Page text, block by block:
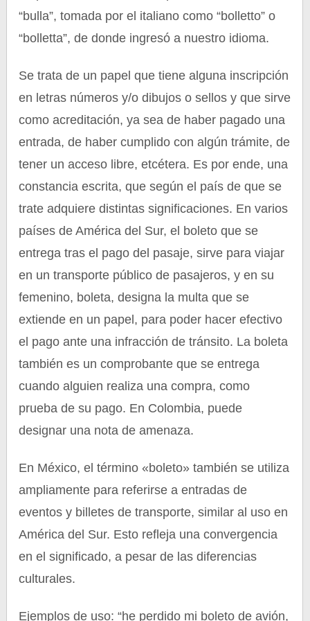
“bulla”, tomada por el italiano como “bolletto” o
“bolletta”, de donde ingresó a nuestro idioma.
Se trata de un papel que tiene alguna inscripción
en letras números y/o dibujos o sellos y que sirve
como acreditación, ya sea de haber pagado una
entrada, de haber cumplido con algún trámite, de
tener un acceso libre, etcétera. Es por ende, una
constancia escrita, que según el país de que se
trate adquiere distintas significaciones. En varios
países de América del Sur, el boleto que se
entrega tras el pago del pasaje, sirve para viajar
en un transporte público de pasajeros, y en su
femenino, boleta, designa la multa que se
extiende en un papel, para poder hacer efectivo
el pago ante una infracción de tránsito. La boleta
también es un comprobante que se entrega
cuando alguien realiza una compra, como
prueba de su pago. En Colombia, puede
designar una nota de amenaza.
En México, el término «boleto» también se utiliza
ampliamente para referirse a entradas de
eventos y billetes de transporte, similar al uso en
América del Sur. Esto refleja una convergencia
en el significado, a pesar de las diferencias
culturales.
Ejemplos de uso: “he perdido mi boleto de avión,